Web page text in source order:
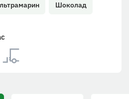
Шоколад